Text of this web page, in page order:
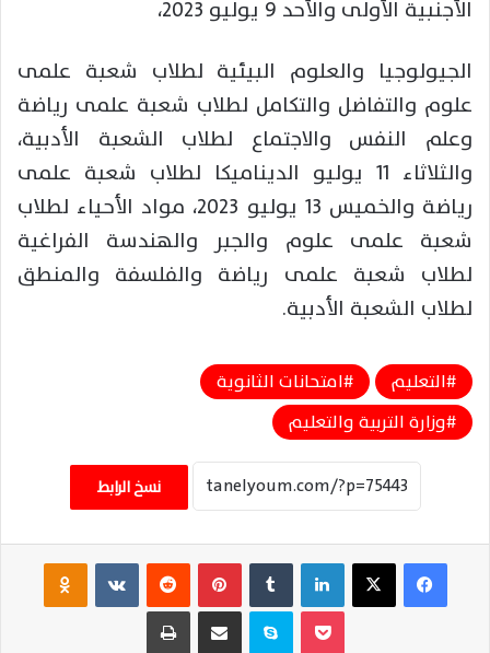
الأجنبية الأولى والأحد 9 يوليو 2023،
الجيولوجيا والعلوم البيئية لطلاب شعبة علمى
علوم والتفاضل والتكامل لطلاب شعبة علمى رياضة
وعلم النفس والاجتماع لطلاب الشعبة الأدبية،
والثلاثاء 11 يوليو الديناميكا لطلاب شعبة علمى
رياضة والخميس 13 يوليو 2023، مواد الأحياء لطلاب
شعبة علمى علوم والجبر والهندسة الفراغية
لطلاب شعبة علمى رياضة والفلسفة والمنطق
لطلاب الشعبة الأدبية.
التعليم
امتحانات الثانوية
وزارة التربية والتعليم
نسخ الرابط
فيسبوك ‫X لينكدإن بينتيريست ‏VKontakte
سكايب مشاركة عبر البريد طباعة